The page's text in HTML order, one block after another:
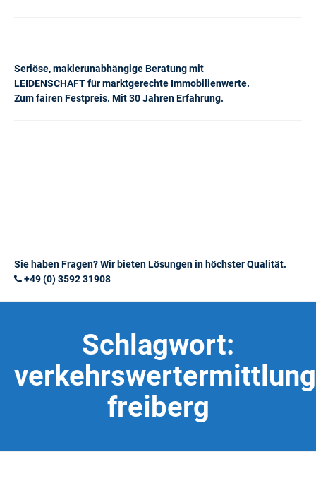
Seriöse, maklerunabhängige Beratung mit
LEIDENSCHAFT für marktgerechte Immobilienwerte.
Zum fairen Festpreis. Mit 30 Jahren Erfahrung.
Sie haben Fragen? Wir bieten Lösungen in höchster Qualität.
+49 (0) 3592 31908
Schlagwort:
verkehrswertermittlung
freiberg